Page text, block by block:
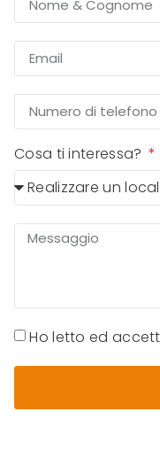
Cosa ti interessa?
Ho letto ed